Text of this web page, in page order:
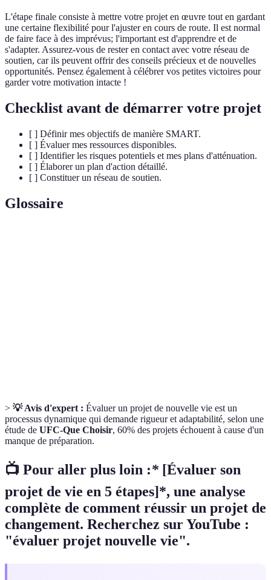
L'étape finale consiste à mettre votre projet en œuvre tout en gardant
une certaine flexibilité pour l'ajuster en cours de route. Il est normal
de faire face à des imprévus; l'important est d'apprendre et de
s'adapter. Assurez-vous de rester en contact avec votre réseau de
soutien, car ils peuvent offrir des conseils précieux et de nouvelles
opportunités. Pensez également à célébrer vos petites victoires pour
garder votre motivation intacte !
Checklist avant de démarrer votre projet
[ ] Définir mes objectifs de manière SMART.
[ ] Évaluer mes ressources disponibles.
[ ] Identifier les risques potentiels et mes plans d'atténuation.
[ ] Élaborer un plan d'action détaillé.
[ ] Constituer un réseau de soutien.
Glossaire
> 💡 Avis d'expert : Évaluer un projet de nouvelle vie est un
processus dynamique qui demande rigueur et adaptabilité, selon une
étude de UFC-Que Choisir, 60% des projets échouent à cause d'un
manque de préparation.
📺 Pour aller plus loin :* [Évaluer son
projet de vie en 5 étapes]*, une analyse
complète de comment réussir un projet de
changement. Recherchez sur YouTube :
"évaluer projet nouvelle vie".